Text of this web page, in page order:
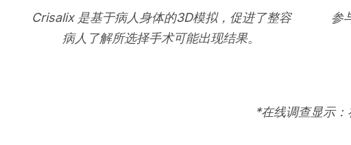
Crisalix 是基于病人身体的3D模拟，促进了整容
病人了解所选择手术可能出现结果。
参
*在线调查显示